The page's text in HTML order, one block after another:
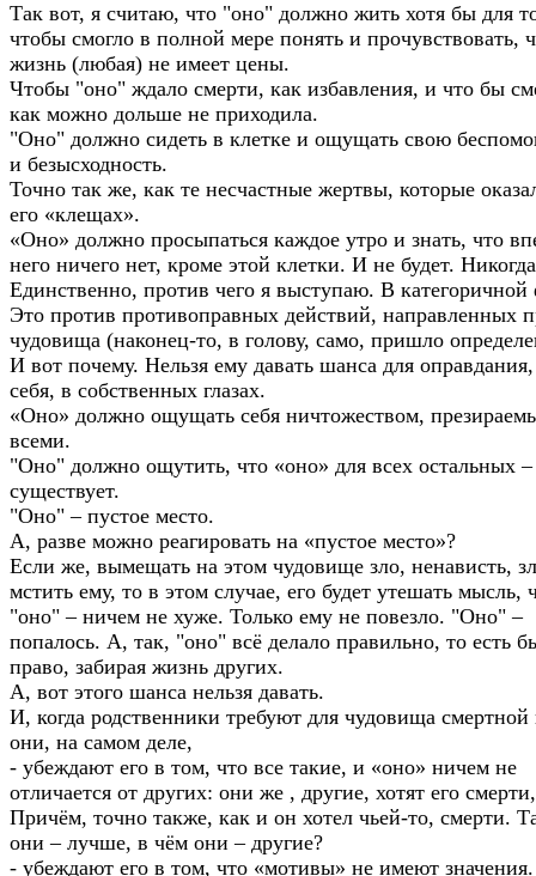
Так вот, я считаю, что "оно" должно жить хотя бы для
чтобы смогло в полной мере понять и прочувствовать,
жизнь (любая) не имеет цены.
Чтобы "оно" ждало смерти, как избавления, и что бы
как можно дольше не приходила.
"Оно" должно сидеть в клетке и ощущать свою
и безысходность.
Точно так же, как те несчастные жертвы, которые
его «клещах».
«Оно» должно просыпаться каждое утро и знать, что
него ничего нет, кроме этой клетки. И не будет.
Единственно, против чего я выступаю. В
Это против противоправных действий, направленных
чудовища (наконец-то, в голову, само, пришло
И вот почему. Нельзя ему давать шанса для
себя, в собственных глазах.
«Оно» должно ощущать себя ничтожеством,
всеми.
"Оно" должно ощутить, что «оно» для всех остальных
существует.
"Оно" – пустое место.
А, разве можно реагировать на «пустое место»?
Если же, вымещать на этом чудовище зло, ненависть,
мстить ему, то в этом случае, его будет утешать мысль,
"оно" – ничем не хуже. Только ему не повезло. "Оно" –
попалось. А, так, "оно" всё делало правильно, то есть
право, забирая жизнь других.
А, вот этого шанса нельзя давать.
И, когда родственники требуют для чудовища смертной
они, на самом деле,
- убеждают его в том, что все такие, и «оно» ничем не
отличается от других: они же , другие, хотят его смерти,
Причём, точно также, как и он хотел чьей-то, смерти.
они – лучше, в чём они – другие?
- убеждают его в том, что «мотивы» не имеют